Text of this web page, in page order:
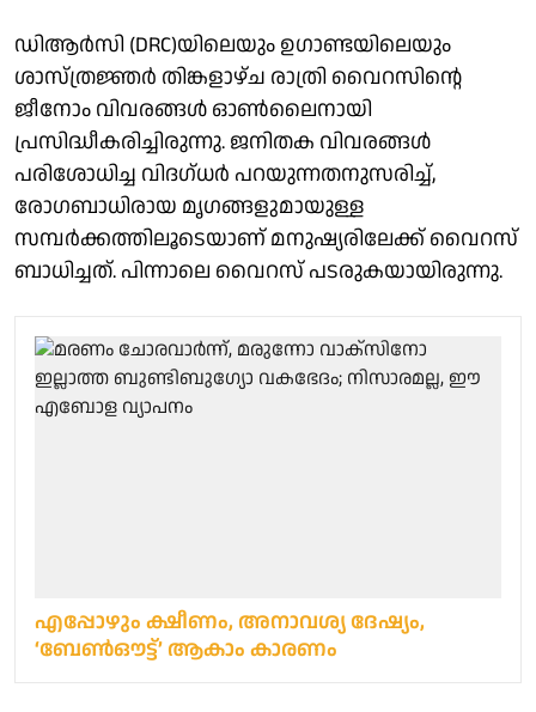
ഡിആർസി (DRC)യിലെയും ഉഗാണ്ടയിലെയും
ശാസ്ത്രജ്ഞർ തിങ്കളാഴ്ച രാത്രി വൈറസിന്റെ
ജീനോം വിവരങ്ങൾ ഓൺലൈനായി
പ്രസിദ്ധീകരിച്ചിരുന്നു. ജനിതക വിവരങ്ങൾ
പരിശോധിച്ച വിദഗ്ധർ പറയുന്നതനുസരിച്ച്,
രോഗബാധിരായ മൃഗങ്ങളുമായുള്ള
സമ്പർക്കത്തിലൂടെയാണ് മനുഷ്യരിലേക്ക് വൈറസ്
ബാധിച്ചത്. പിന്നാലെ വൈറസ് പടരുകയായിരുന്നു.
എപ്പോഴും ക്ഷീണം, അനാവശ്യ ദേഷ്യം,
‘ബേൺഔട്ട്’ ആകാം കാരണം